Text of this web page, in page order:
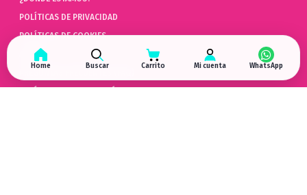
POLÍTICAS DE PRIVACIDAD
POLÍTICAS DE COOKIES
AYUDA
Home Buscar Carrito Mi cuenta